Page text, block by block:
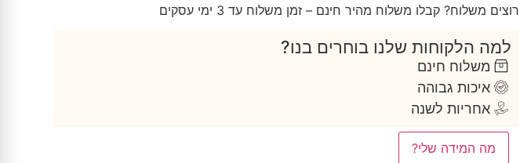
רוצים משלוח? קבלו משלוח מהיר חינם – זמן משלוח עד 3 ימי עסקים
למה הלקוחות שלנו בוחרים בנו?
משלוח חינם
איכות גבוהה
אחריות לשנה
מה המידה שלי?